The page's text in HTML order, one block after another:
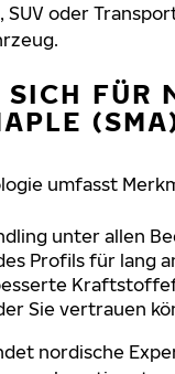
oder
SICH FÜR
umfasst
unter allen
Profils für lang
Sie vertrauen
nordische